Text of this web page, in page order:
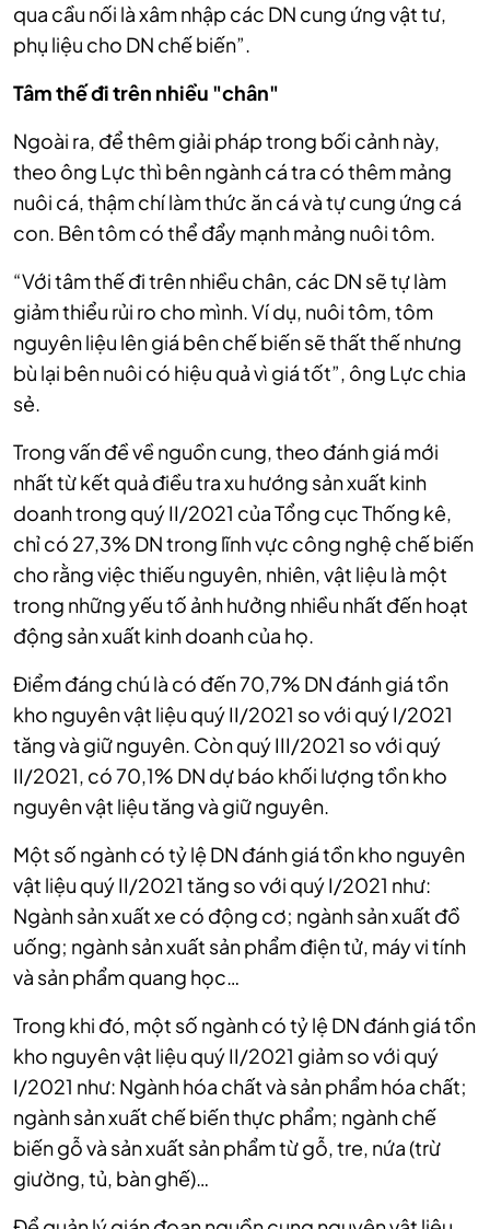
qua cầu nối là xâm nhập các DN cung ứng vật tư,
phụ liệu cho DN chế biến”.
Tâm thế đi trên nhiều "chân"
Ngoài ra, để thêm giải pháp trong bối cảnh này,
theo ông Lực thì bên ngành cá tra có thêm mảng
nuôi cá, thậm chí làm thức ăn cá và tự cung ứng cá
con. Bên tôm có thể đẩy mạnh mảng nuôi tôm.
“Với tâm thế đi trên nhiều chân, các DN sẽ tự làm
giảm thiểu rủi ro cho mình. Ví dụ, nuôi tôm, tôm
nguyên liệu lên giá bên chế biến sẽ thất thế nhưng
bù lại bên nuôi có hiệu quả vì giá tốt”, ông Lực chia
sẻ.
Trong vấn đề về nguồn cung, theo đánh giá mới
nhất từ kết quả điều tra xu hướng sản xuất kinh
doanh trong quý II/2021 của Tổng cục Thống kê,
chỉ có 27,3% DN trong lĩnh vực công nghệ chế biến
cho rằng việc thiếu nguyên, nhiên, vật liệu là một
trong những yếu tố ảnh hưởng nhiều nhất đến hoạt
động sản xuất kinh doanh của họ.
Điểm đáng chú là có đến 70,7% DN đánh giá tồn
kho nguyên vật liệu quý II/2021 so với quý I/2021
tăng và giữ nguyên. Còn quý III/2021 so với quý
II/2021, có 70,1% DN dự báo khối lượng tồn kho
nguyên vật liệu tăng và giữ nguyên.
Một số ngành có tỷ lệ DN đánh giá tồn kho nguyên
vật liệu quý II/2021 tăng so với quý I/2021 như:
Ngành sản xuất xe có động cơ; ngành sản xuất đồ
uống; ngành sản xuất sản phẩm điện tử, máy vi tính
và sản phẩm quang học…
Trong khi đó, một số ngành có tỷ lệ DN đánh giá tồn
kho nguyên vật liệu quý II/2021 giảm so với quý
I/2021 như: Ngành hóa chất và sản phẩm hóa chất;
ngành sản xuất chế biến thực phẩm; ngành chế
biến gỗ và sản xuất sản phẩm từ gỗ, tre, nứa (trừ
giường, tủ, bàn ghế)…